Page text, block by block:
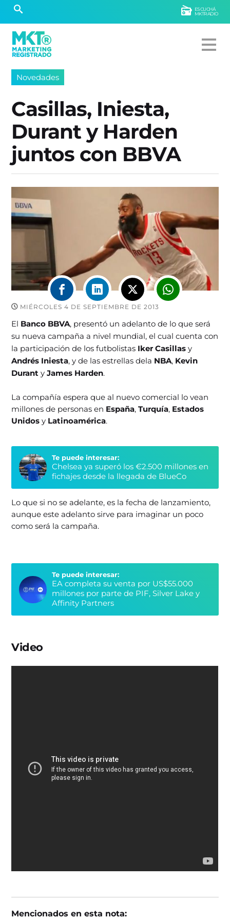
ESCUCHÁ
MKTRADIO
Novedades
Casillas, Iniesta,
Durant y Harden
juntos con BBVA
MIÉRCOLES 4 DE SEPTIEMBRE DE 2013
El Banco BBVA, presentó un adelanto de lo que será
su nueva campaña a nivel mundial, el cual cuenta con
la participación de los futbolistas Iker Casillas y
Andrés Iniesta, y de las estrellas dela NBA, Kevin
Durant yJames Harden.
La compañía espera que al nuevo comercial lo vean
millones de personas en España,Turquía, Estados
Unidos y Latinoamérica.
Te puede interesar:
Chelsea ya superó los €2.500 millones en
fichajes desde la llegada de BlueCo
Lo que si no se adelante, es la fecha de lanzamiento,
aunque este adelanto sirve para imaginar un poco
como será la campaña.
Te puede interesar:
EA completa su venta por US$55.000
millones por parte de PIF, Silver Lake y
Affinity Partners
Video
Mencionados en esta nota: